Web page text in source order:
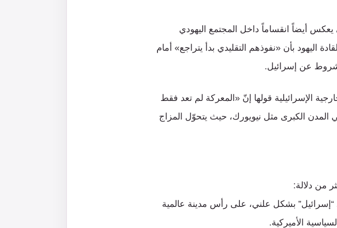
أيضاً انقساماً داخل المجتمع اليهودي
بأن «نفوذهم التقليدي بدأ يتراجع» أمام
عن إسرائيل.
الإسرائيلية قولها إنّ «المعركة لم تعد فقط
الكبرى مثل نيويورك، حيث يتحوّل المزاج
من دلالة:
بشكل علني، على رأس مدينة عالمية
الأميركية.